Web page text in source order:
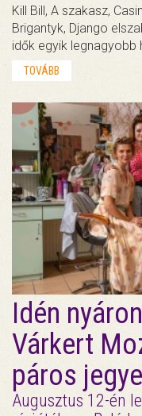
Kill Bill, A szakasz,
Brigantyk, Django
idők egyik legnagyobb
TOVÁBB
Idén
Várkert
páros
Augusztus 12-én